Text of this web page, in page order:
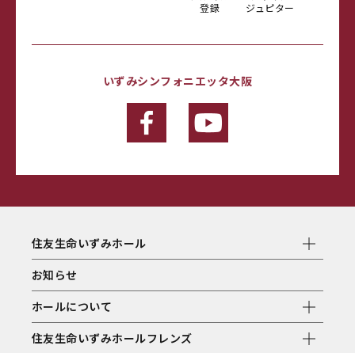
登録
ジュピター
いずみシンフォニエッタ大阪
住友生命いずみホール
お知らせ
ホールについて
住友生命いずみホールフレンズ